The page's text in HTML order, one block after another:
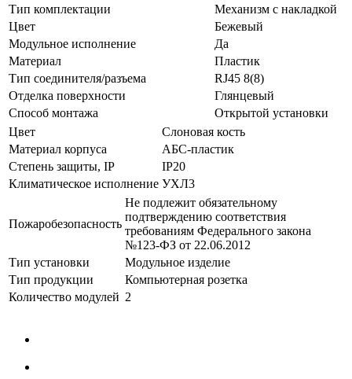
Тип комплектации
Механизм с накладкой
Цвет
Бежевый
Модульное исполнение
Да
Материал
Пластик
Тип соединителя/разъема
RJ45 8(8)
Отделка поверхности
Глянцевый
Способ монтажа
Открытой установки
Цвет
Слоновая кость
Материал корпуса
АБС-пластик
Степень защиты, IP
IP20
Климатическое исполнение УХЛ3
Пожаробезопасность
Не подлежит обязательному
подтверждению соответствия
требованиям Федерального закона
№123-ФЗ от 22.06.2012
Тип установки
Модульное изделие
Тип продукции
Компьютерная розетка
Количество модулей 2